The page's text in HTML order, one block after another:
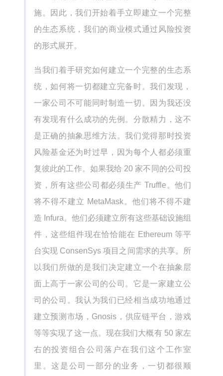
施。因此，我们开始着手立即建立一个完整
的生态系统，我们的商业模式通过风险投资
的形式展开。
当我们着手研究如何建立一个完整的生态系
统，如何将一切都建立完备时。我们发现，
一家公司不可能同时制造一切。因为我还没
有发现有什么成功的先例。分散精力，这不
是正确的抽象思维方法。我们觉得那时投资
风险基金还为时过早，因为每个人都必须重
复彼此的工作。如果我给 20 家不同的公司投
资，所有这些公司都必须生产 Truffle。他们
将不得不建立 MetaMask。他们将不得不建
造 Infura。他们必须建立所有这些基础设施组
件，这些组件现在恰恰能在 Ethereum 等平
台实现 ConsenSys 项目之间需求的共享。所
以我们所做的是我们决定建立一个在抽象层
面上高于一家公司的公司。它是一家建立公
司的公司。我认为我们已经相当成功地通过
建立预测市场，Gnosis，供应链平台，游戏
等等实现了这一点。现在我们大概有 50 家左
右的投资组合公司落户在我们这个工作室
里。这是公司一部分的业务，一切都很顺